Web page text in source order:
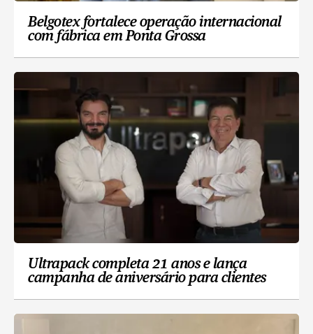
Belgotex fortalece operação internacional
com fábrica em Ponta Grossa
Ultrapack completa 21 anos e lança
campanha de aniversário para clientes